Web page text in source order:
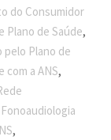
do Consumidor
Plano de Saúde,
pelo Plano de
com a ANS,
Fonoaudiologia
,